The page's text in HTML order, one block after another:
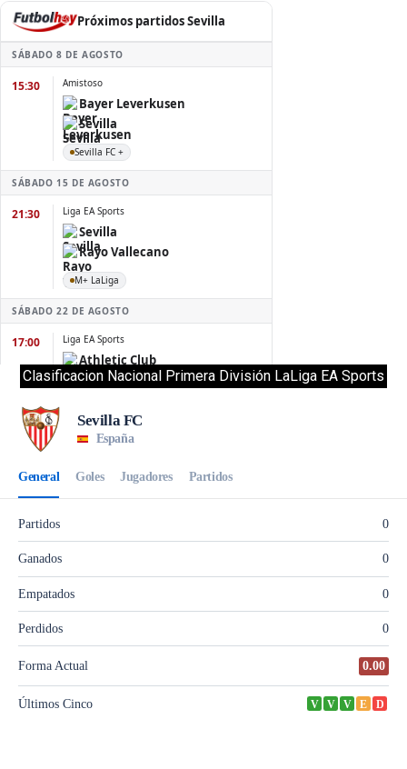
Clasificacion Nacional Primera División LaLiga EA Sports